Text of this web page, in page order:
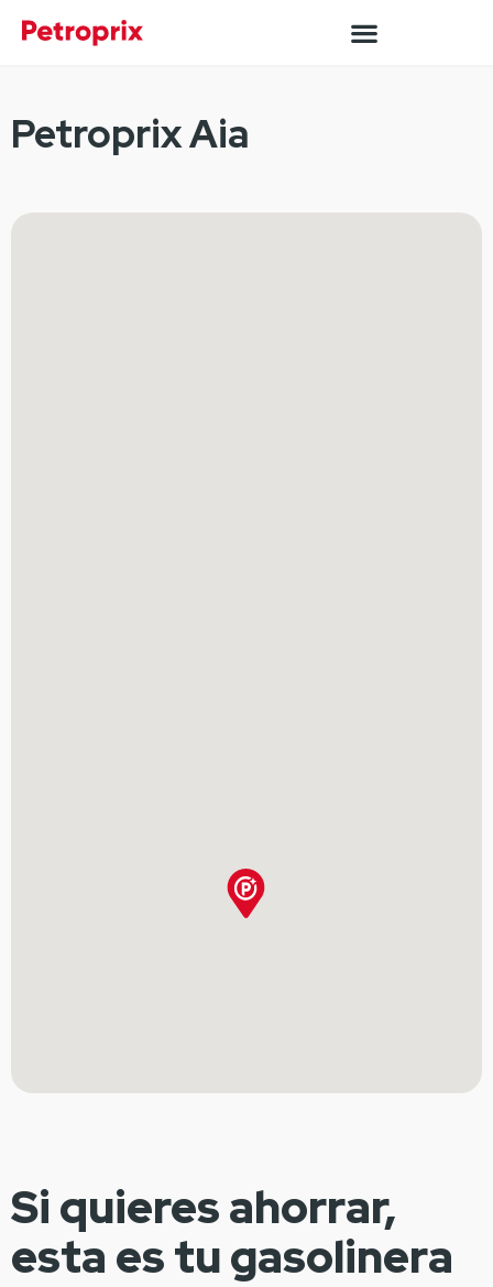
Petroprix Aia
Si quieres ahorrar,
esta es tu gasolinera